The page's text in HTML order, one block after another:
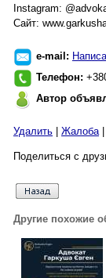
Instagram:
Сайт:
e-mail:
Телефон:
Автор
Удалить Жалоба|
Поделиться с
Другие похожие